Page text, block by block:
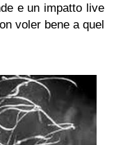
e un impatto live
voler bene a quel